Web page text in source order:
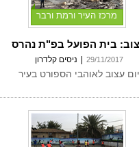
מרכז העיר ורמת ורבר
בית הפועל בפ"ת נהרס
29/11/2017 ניסים קלדרון
יום עצוב לאוהבי הספורט בעיר